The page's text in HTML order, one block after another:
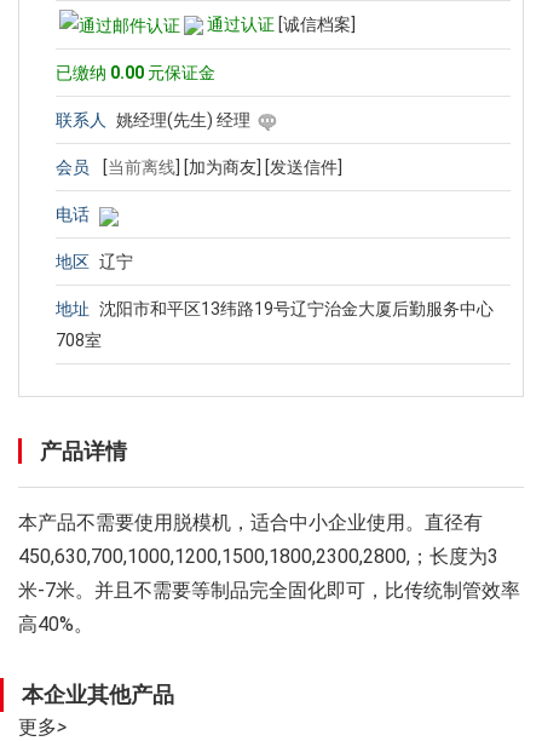
通过认证 [诚信档案]
已缴纳 0.00 元保证金
联系人 姚经理(先生) 经理
会员 [当前离线 [加为商友] [发送信件]
电话
地区 辽宁
地址 沈阳市和平区13纬路19号辽宁治金大厦后勤服务中心
708室
产品详情
本产品不需要使用脱模机，适合中小企业使用。直径有
450,630,700,1000,1200,1500,1800,2300,2800,；长度为3
米-7米。并且不需要等制品完全固化即可，比传统制管效率
高40%。
本企业其他产品
更多>